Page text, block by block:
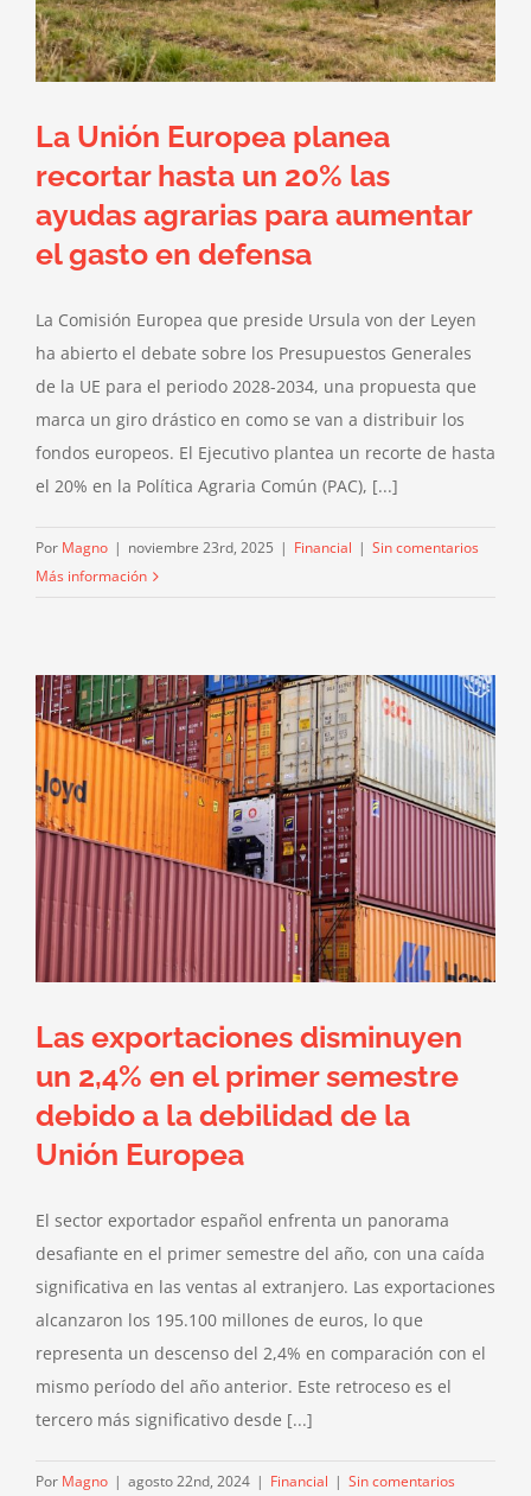
La Unión Europea planea
recortar hasta un 20% las
ayudas agrarias para aumentar
el gasto en defensa
La Comisión Europea que preside Ursula von der Leyen
ha abierto el debate sobre los Presupuestos Generales
de la UE para el periodo 2028-2034, una propuesta que
marca un giro drástico en como se van a distribuir los
fondos europeos. El Ejecutivo plantea un recorte de hasta
el 20% en la Política Agraria Común (PAC), [...]
Por Magno | noviembre 23rd, 2025 | Financial | Sin comentarios
Más información
Las exportaciones disminuyen
un 2,4% en el primer semestre
debido a la debilidad de la
Unión Europea
El sector exportador español enfrenta un panorama
desafiante en el primer semestre del año, con una caída
significativa en las ventas al extranjero. Las exportaciones
alcanzaron los 195.100 millones de euros, lo que
representa un descenso del 2,4% en comparación con el
mismo período del año anterior. Este retroceso es el
tercero más significativo desde [...]
Por Magno | agosto 22nd, 2024 | Financial | Sin comentarios